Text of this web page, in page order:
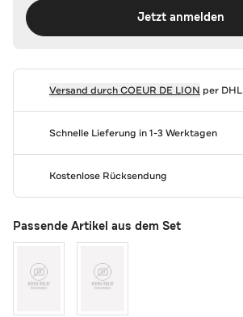
Jetzt anmelden
Versand durchCOEUR DE LION per DHL
Schnelle Lieferung in 1-3 Werktagen
Kostenlose Rücksendung
Passende Artikel aus dem Set